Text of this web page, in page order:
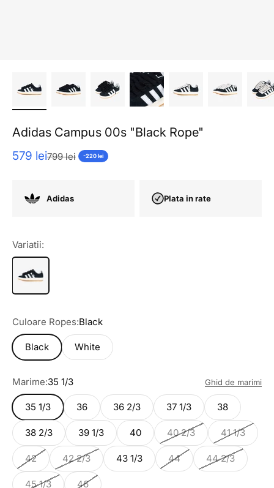
Adidas Campus 00s "Black Rope"
Pret redus
579 leiPret normal
799 lei -220 lei
Adidas Plata in rate
Variatii:
Culoare Ropes:Black
Black White
Marime:35 1/3 Ghid de marimi
35 1/3 36 36 2/3 37 1/3 38
38 2/3 39 1/3 40 40 2/3 41 1/3
42 42 2/3 43 1/3 44 44 2/3
45 1/3 46